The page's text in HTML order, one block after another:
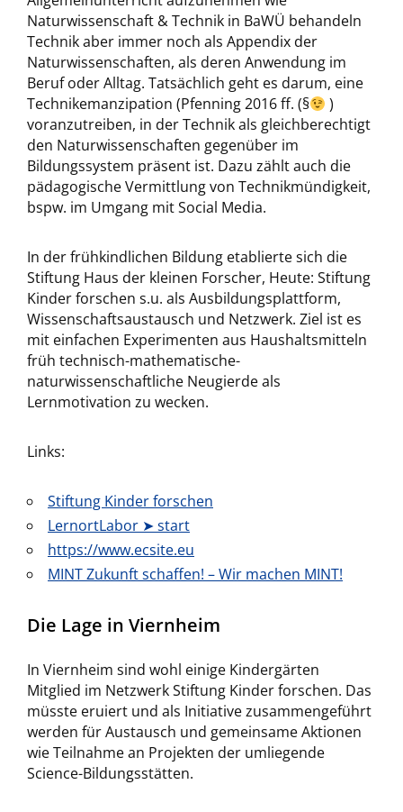
Naturwissenschaft & Technik in BaWÜ behandeln
Technik aber immer noch als Appendix der
Naturwissenschaften, als deren Anwendung im
Beruf oder Alltag. Tatsächlich geht es darum, eine
Technikemanzipation (Pfenning 2016 ff. (§
)
voranzutreiben, in der Technik als gleichberechtigt
den Naturwissenschaften gegenüber im
Bildungssystem präsent ist. Dazu zählt auch die
pädagogische Vermittlung von Technikmündigkeit,
bspw. im Umgang mit Social Media.
In der frühkindlichen Bildung etablierte sich die
Stiftung Haus der kleinen Forscher, Heute: Stiftung
Kinder forschen s.u. als Ausbildungsplattform,
Wissenschaftsaustausch und Netzwerk. Ziel ist es
mit einfachen Experimenten aus Haushaltsmitteln
früh technisch-mathematische-
naturwissenschaftliche Neugierde als
Lernmotivation zu wecken.
Links:
Stiftung Kinder forschen
LernortLabor ➤ start
https://www.ecsite.eu
MINT Zukunft schaffen! – Wir machen MINT!
Die Lage in Viernheim
In Viernheim sind wohl einige Kindergärten
Mitglied im Netzwerk Stiftung Kinder forschen. Das
müsste eruiert und als Initiative zusammengeführt
werden für Austausch und gemeinsame Aktionen
wie Teilnahme an Projekten der umliegende
Science-Bildungsstätten.